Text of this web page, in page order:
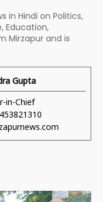
in Hindi on Politics,
Education,
Mirzapur and is
Gupta
in-Chief